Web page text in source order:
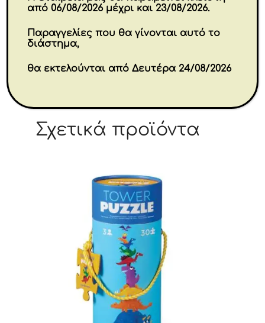
Brands
CROCODILE CREEK
CROCODILE CREEK
Σχετικά προϊόντα
από 06/08/2026 μέχρι και 23/08/2026.
Παραγγελίες που θα γίνονται αυτό το
διάστημα,
θα εκτελούνται από Δευτέρα 24/08/2026